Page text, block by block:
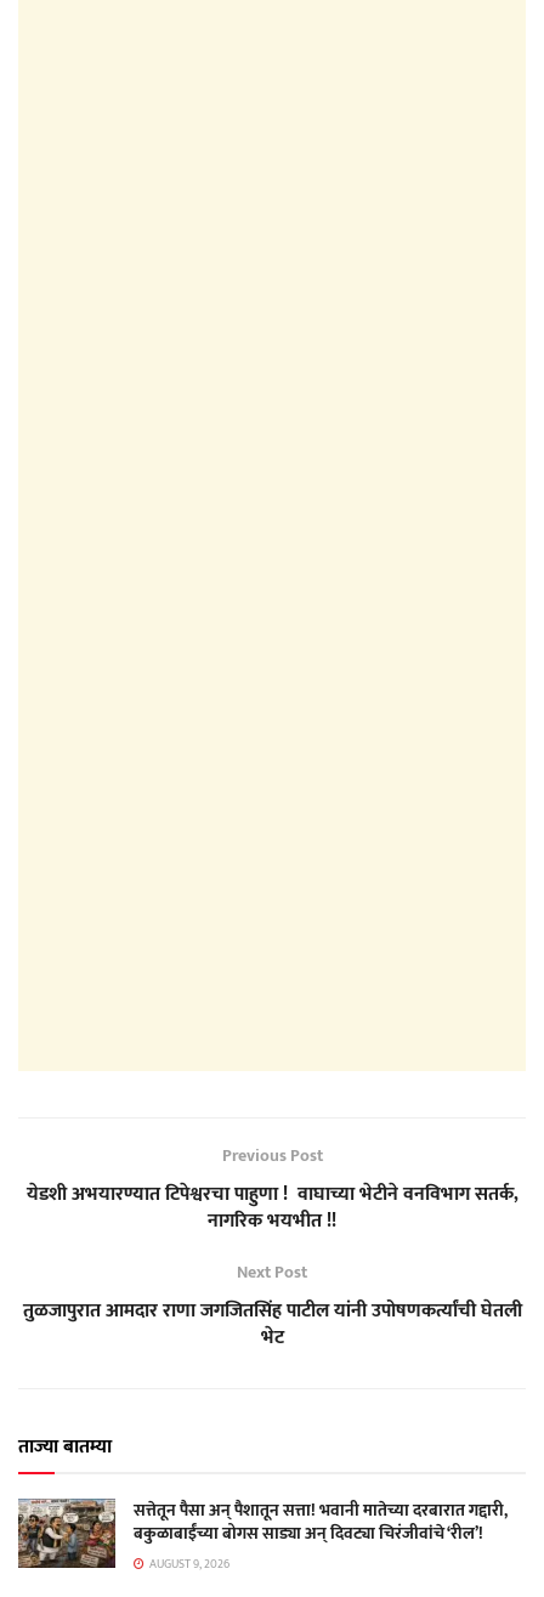
Previous Post
येडशी अभयारण्यात टिपेश्वरचा पाहुणा ! वाघाच्या भेटीने वनविभाग सतर्क,
नागरिक भयभीत !!
Next Post
तुळजापुरात आमदार राणा जगजितसिंह पाटील यांनी उपोषणकर्त्यांची घेतली
भेट
ताज्या बातम्या
सत्तेतून पैसा अन् पैशातून सत्ता! भवानी मातेच्या दरबारात गद्दारी,
बकुळाबाईंच्या बोगस साड्या अन् दिवट्या चिरंजीवांचे ‘रील’!
AUGUST 9, 2026